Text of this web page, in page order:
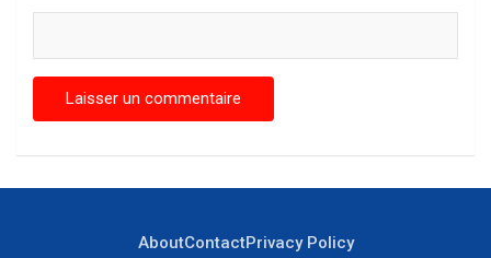
AboutContactPrivacy Policy